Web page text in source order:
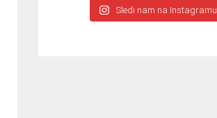
Sledi nam na Instagramu